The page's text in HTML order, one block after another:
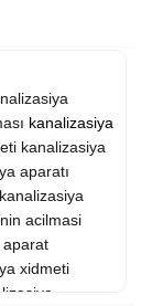
kanalizasiya
kanalizasiya
aparatı
acilmasi
aparat
xidmeti